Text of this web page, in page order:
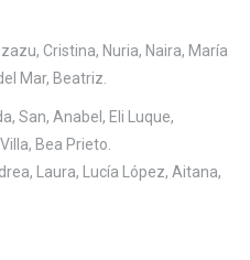
Cristina, Nuria, Naira, María
Mar, Beatriz.
San, Anabel, Eli Luque,
Bea Prieto.
Laura, Lucía López, Aitana,